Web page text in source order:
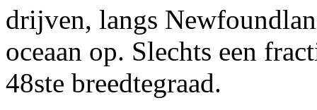
drijven, langs
oceaan op. Slechts een
48ste breedtegraad.